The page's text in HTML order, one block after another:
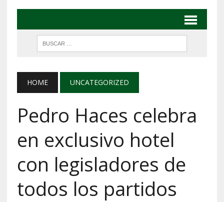
HOME UNCATEGORIZED
Pedro Haces celebra
en exclusivo hotel
con legisladores de
todos los partidos